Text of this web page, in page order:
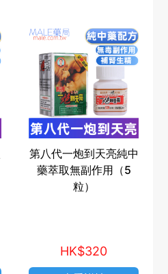
第八代一炮到天亮純中
藥萃取無副作用（5
粒）
HK$320